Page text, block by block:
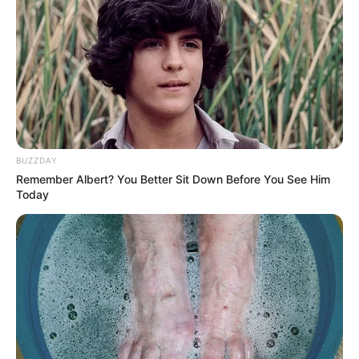
Chupeta pode atrapalhar a amamentação?
Parcialmente verdade. Em sua diretriz sobre o assunto, a
Sociedade Brasileira de Pediatria confirma a relação, embora
destaque que as evidências sobre o assunto são conflitantes.
“Sabemos que ela pode atrapalhar e que, por outro lado, quanto
mais estabelecida a amamentação, menos a criança precisará da
chupeta”, comenta Santiago.
BUZZDAY
Remember Albert? You Better Sit Down Before You See Him
Today